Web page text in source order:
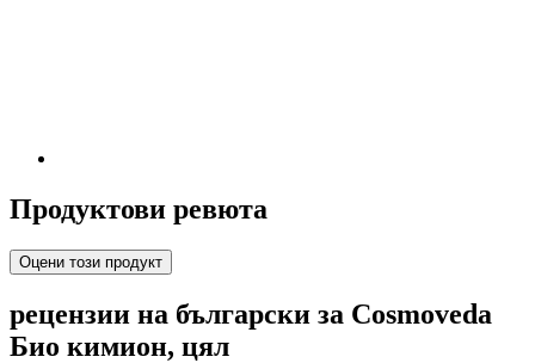
Продуктови ревюта
Оцени този продукт
рецензии на български за Cosmoveda
Био кимион, цял